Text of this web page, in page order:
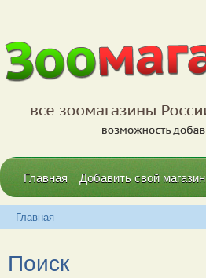
Главная Добавить свой магазин
Главная
Поиск